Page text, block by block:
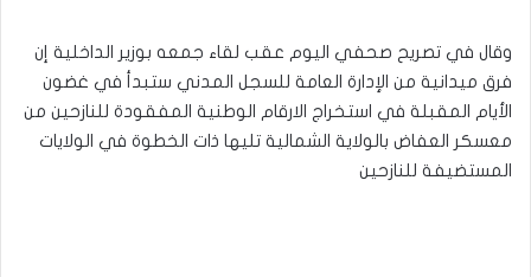
وقال في تصريح صحفي اليوم عقب لقاء جمعه بوزير الداخلية إن
فرق ميدانية من الإدارة العامة للسجل المدني ستبدأ في غضون
الأيام المقبلة في استخراج الارقام الوطنية المفقودة للنازحين من
معسكر العفاض بالولاية الشمالية تليها ذات الخطوة في الولايات
المستضيفة للنازحين